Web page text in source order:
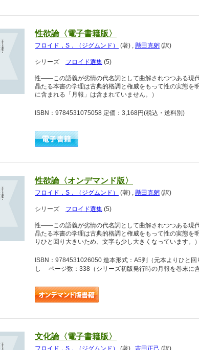
性欲論〈電子書籍版〉
フロイド，S．（ジグムンド） (著) , 懸田克躬 (訳)
シリーズ フロイド選集 (5)
性――この語義が劣情の代名詞として曲解されつつある現
晶たる本書の学理は古典的格調と権威をもって性の実態を
に含まれる「月報」は含まれていません。）
ISBN：9784531075058 定価：3,168円(税込・送料別)
性欲論〈オンデマンド版〉
フロイド，S．（ジグムンド） (著) , 懸田克躬 (訳)
シリーズ フロイド選集 (5)
性――この語義が劣情の代名詞として曲解されつつある現
晶たる本書の学理は古典的格調と権威をもって性の実態を
りひと回り大きいため、文字も少し大きくなっています。）
ISBN：9784531026050 造本形式：A5判（元本よりひと
し ページ数：338（シリーズ初版発行時の月報を巻末
文化論〈電子書籍版〉
フロイド，S．（ジグムンド） (著) 吉田正己 (訳)